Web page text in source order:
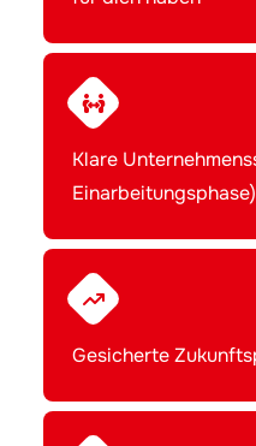
Klare
Einarbeitungsphase)
Gesicherte